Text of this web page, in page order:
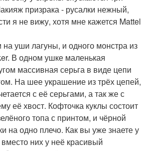
призрака - русалки нежный,
я не вижу, хотя мне кажется Mattel
уши лагуны, и одного монстра из
В одном ушке маленькая
массивная серьга в виде цепи
На шее украшение из трёх цепей,
с её серьгами, а так же с
её хвост. Кофточка куклы состоит
топа с принтом, и чёрной
на одно плечо. Как вы уже знаете у
них у неё красивый